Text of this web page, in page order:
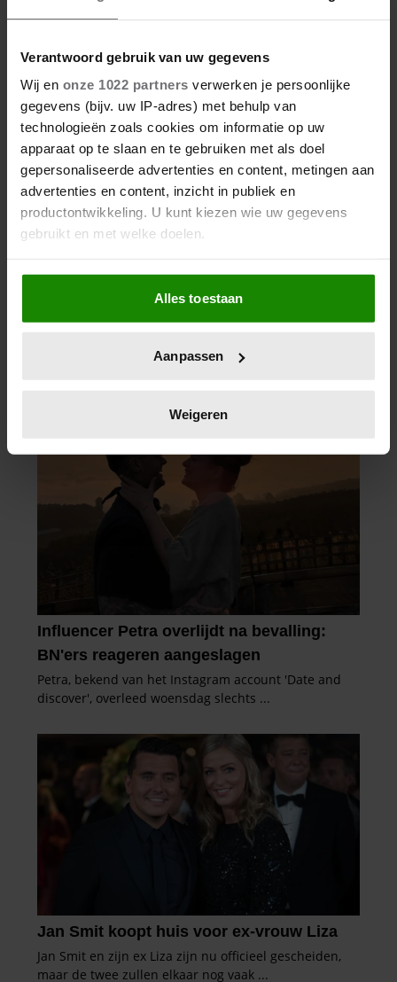
Verantwoord gebruik van uw gegevens
Wij en onze 1022 partners verwerken je persoonlijke
gegevens (bijv. uw IP-adres) met behulp van
technologieën zoals cookies om informatie op uw
apparaat op te slaan en te gebruiken met als doel
gepersonaliseerde advertenties en content, metingen aan
advertenties en content, inzicht in publiek en
productontwikkeling. U kunt kiezen wie uw gegevens
gebruikt en met welke doelen.
Als u het toestaat, willen we ook graag:
Informatie verzamelen over uw geografische
locatie, die tot een paar meter nauwkeurig kan zijn
scannen op specifieke eigenschappen (fingerprinting)
verwerkt en stel uw voorkeuren in het
intrekken in de Cookieverklaring.
We gebruiken cookies om content en advertenties te
personaliseren, om functies voor social media te bieden
en om ons websiteverkeer te analyseren. Ook delen we
informatie over uw gebruik van onze site met onze
partners voor social media, adverteren en analyse. Deze
informatie die u aan ze heeft verstrekt of die ze hebben
verzameld op basis van uw gebruik van hun services. U
gaat akkoord met onze cookies als u onze website blijft
gebruiken.
Alles toestaan
Aanpassen
Weigeren